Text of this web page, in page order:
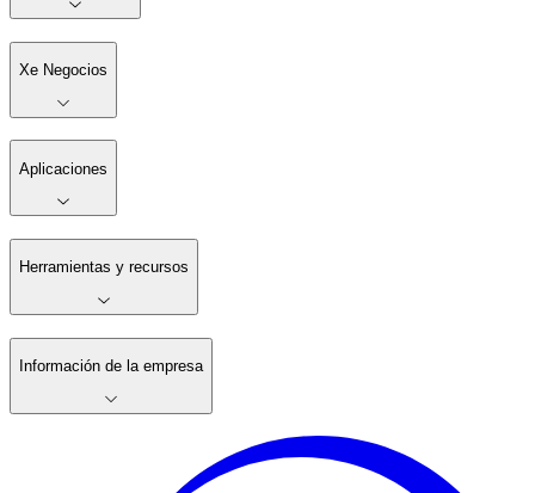
Xe Negocios
Aplicaciones
Herramientas y recursos
Información de la empresa